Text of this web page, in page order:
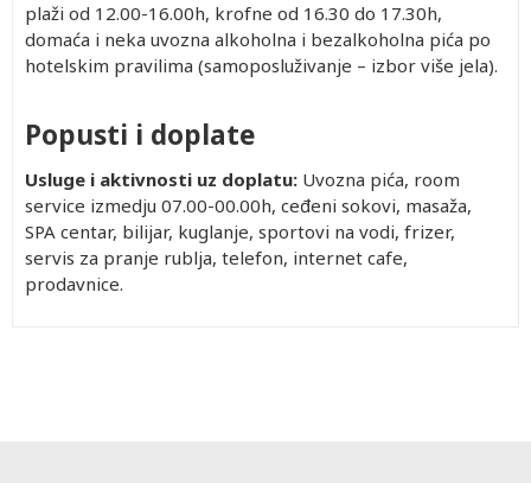
plaži od 12.00-16.00h, krofne od 16.30 do 17.30h,
domaća i neka uvozna alkoholna i bezalkoholna pića po
hotelskim pravilima (samoposluživanje – izbor više jela).
Popusti i doplate
Usluge i aktivnosti uz doplatu: Uvozna pića, room
service izmedju 07.00-00.00h, ceđeni sokovi, masaža,
SPA centar, bilijar, kuglanje, sportovi na vodi, frizer,
servis za pranje rublja, telefon, internet cafe,
prodavnice.